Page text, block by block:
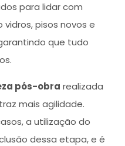
para lidar com
pisos novos e
que tudo
pós-obra realizada
mais agilidade.
a utilização do
dessa etapa, e é